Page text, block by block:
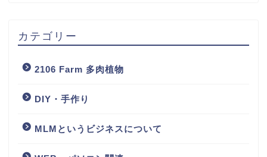
カテゴリー
2106 Farm 多肉植物
DIY・手作り
MLMというビジネスについて